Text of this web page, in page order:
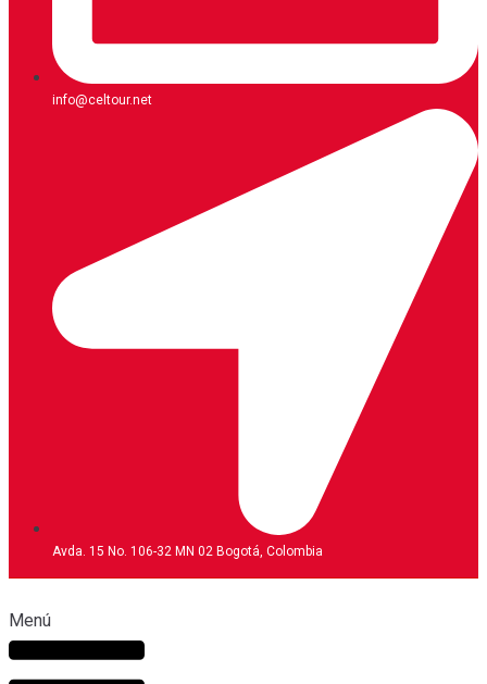
info@celtour.net
Avda. 15 No. 106-32 MN 02 Bogotá, Colombia
Menú